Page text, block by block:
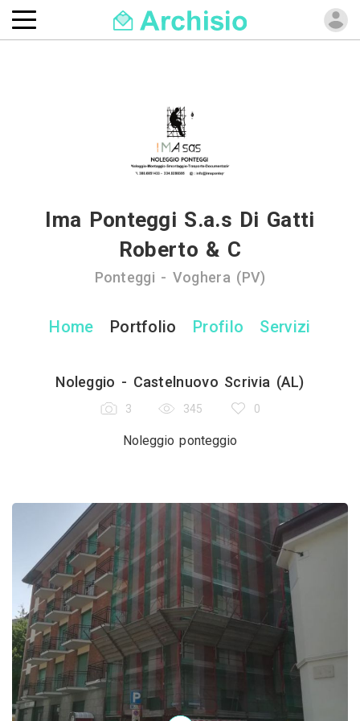
Ima Ponteggi S.a.s Di Gatti
Roberto & C
Ponteggi - Voghera (PV)
Home Portfolio Profilo Servizi
Noleggio - Castelnuovo Scrivia (AL)
3 345 0
Noleggio ponteggio